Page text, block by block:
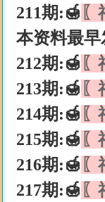
211期:🍯 〖
本资料最早
212期:🍯 〖
213期:🍯 〖
214期:🍯 〖
215期:🍯 〖
216期:🍯 〖
217期:🍯 〖